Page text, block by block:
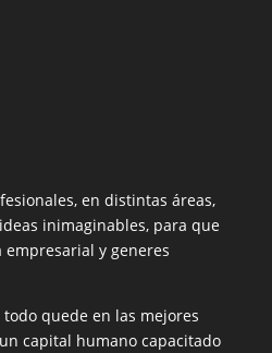
en distintas áreas,
inimaginables, para que
y generes
quede en las mejores
capital humano capacitado